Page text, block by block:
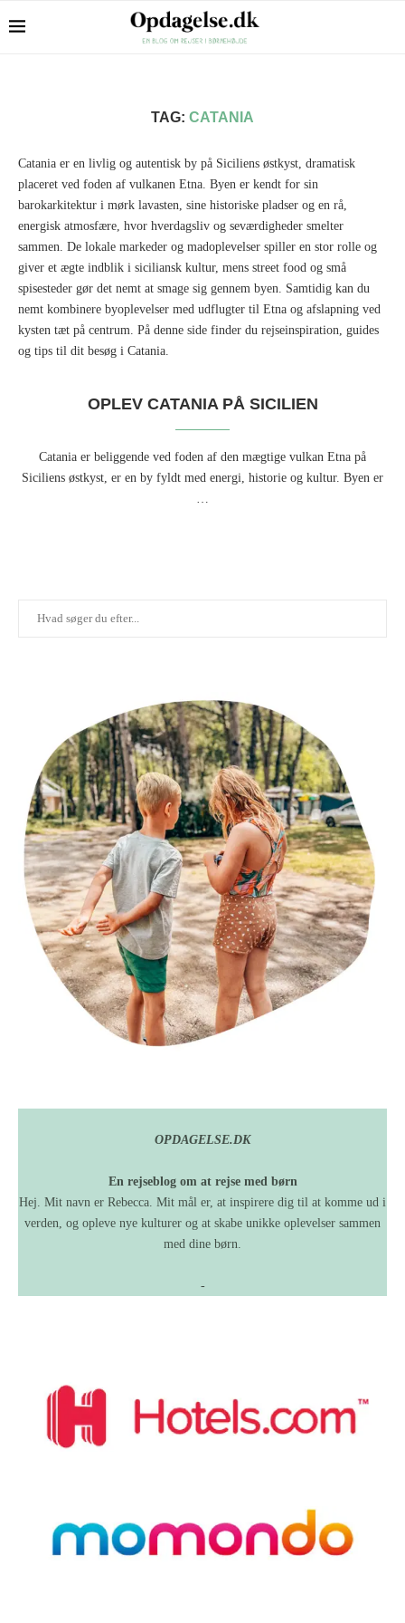
TAG: CATANIA
Catania er en livlig og autentisk by på Siciliens østkyst, dramatisk
placeret ved foden af vulkanen Etna. Byen er kendt for sin
barokarkitektur i mørk lavasten, sine historiske pladser og en rå,
energisk atmosfære, hvor hverdagsliv og seværdigheder smelter
sammen. De lokale markeder og madoplevelser spiller en stor rolle og
giver et ægte indblik i siciliansk kultur, mens street food og små
spisesteder gør det nemt at smage sig gennem byen. Samtidig kan du
nemt kombinere byoplevelser med udflugter til Etna og afslapning ved
kysten tæt på centrum. På denne side finder du rejseinspiration, guides
og tips til dit besøg i Catania.
OPLEV CATANIA PÅ SICILIEN
Catania er beliggende ved foden af den mægtige vulkan Etna på
Siciliens østkyst, er en by fyldt med energi, historie og kultur. Byen er
…
OPDAGELSE.DK
En rejseblog om at rejse med børn
Hej. Mit navn er Rebecca. Mit mål er, at inspirere dig til at komme ud i
verden, og opleve nye kulturer og at skabe unikke oplevelser sammen
med dine børn.
-